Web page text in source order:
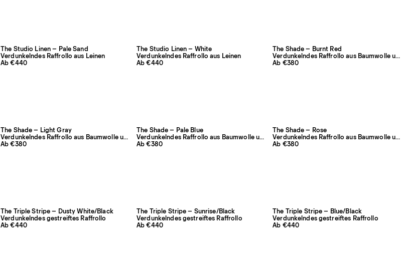
The Studio Linen – Pale Sand
Verdunkelndes Raffrollo aus Leinen
Ab €440
The Studio Linen – White
Verdunkelndes Raffrollo aus Leinen
Ab €440
The Shade – Burnt Red
Verdunkelndes Raffrollo aus Baumwolle und Leinen
Ab €380
The Shade – Light Gray
Verdunkelndes Raffrollo aus Baumwolle und Leinen
Ab €380
The Shade – Pale Blue
Verdunkelndes Raffrollo aus Baumwolle und Leinen
Ab €380
The Shade – Rose
Verdunkelndes Raffrollo aus Baumwolle und Leinen
Ab €380
The Triple Stripe – Dusty White/Black
Verdunkelndes gestreiftes Raffrollo
Ab €440
The Triple Stripe – Sunrise/Black
Verdunkelndes gestreiftes Raffrollo
Ab €440
The Triple Stripe – Blue/Black
Verdunkelndes gestreiftes Raffrollo
Ab €440